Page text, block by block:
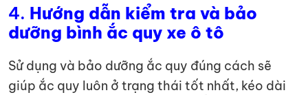
4. Hướng dẫn kiểm tra và bảo
dưỡng bình ắc quy xe ô tô
Sử dụng và bảo dưỡng ắc quy đúng cách sẽ
giúp ắc quy luôn ở trạng thái tốt nhất, kéo dài